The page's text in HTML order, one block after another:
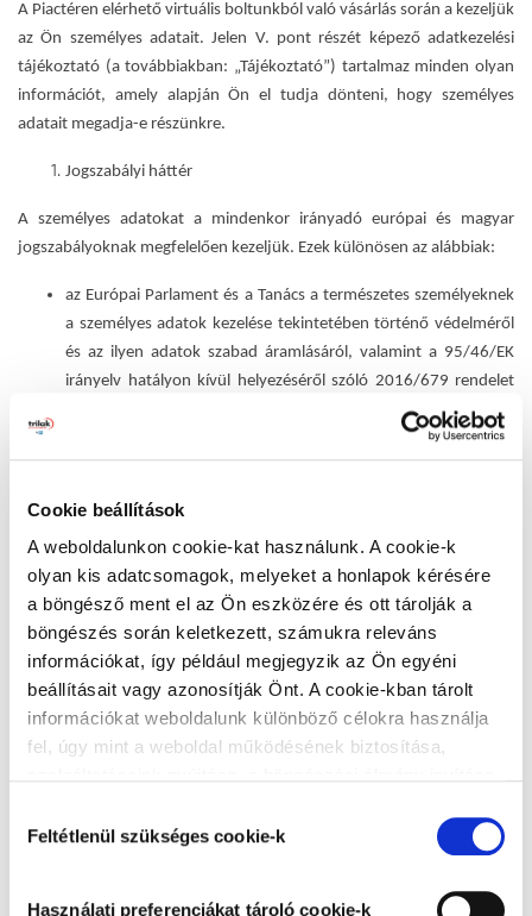
Cookie beállítások
A weboldalunkon cookie-kat használunk. A cookie-k
olyan kis adatcsomagok, melyeket a honlapok kérésére
a böngésző ment el az Ön eszközére és ott tárolják a
böngészés során keletkezett, számukra releváns
információkat, így például megjegyzik az Ön egyéni
beállításait vagy azonosítják Önt. A cookie-kban tárolt
információkat weboldalunk különböző célokra használja
fel, úgy mint a weboldal működésének biztosítása,
szabott ajánlatok megjelenítése, látogatottsági adatok
elemzése. A weboldalunk által alkalmazott cookie-k,
különösen a Google Analytics cookie-k működéséről,
kiválasztása
Feltétlenül szükséges cookie-k
Használati preferenciákat tároló cookie-k
A Piactéren elérhető virtuális boltunkból való vásárlás során a kezeljük
az Ön személyes adatait. Jelen V. pont részét képező adatkezelési
tájékoztató (a továbbiakban: „Tájékoztató”) tartalmaz minden olyan
információt, amely alapján Ön el tudja dönteni, hogy személyes
adatait megadja-e részünkre.
Jogszabályi háttér
A személyes adatokat a mindenkor irányadó európai és magyar
jogszabályoknak megfelelően kezeljük. Ezek különösen az alábbiak:
az Európai Parlament és a Tanács a természetes személyeknek
a személyes adatok kezelése tekintetében történő védelméről
és az ilyen adatok szabad áramlásáról, valamint a 95/46/EK
irányelv hatályon kívül helyezéséről szóló 2016/679 rendelet
(általános adatvédelmi rendelet, a továbbiakban: "GDPR")
az információs önrendelkezési jogról és az
amennyiben a GDPR-ra tekintettel alkalmazandó.
A jelen Tájékoztató tárgyát képező személyes adatok
kezelését a Stúdió, mint önálló adatkezelő kezeli.
Értelmező rendelkezések
Ezen Tájékoztató alkalmazásában:
Adatkezelő: az a természetes vagy jogi személy,
amely a személyes adatok kezelésének céljait és